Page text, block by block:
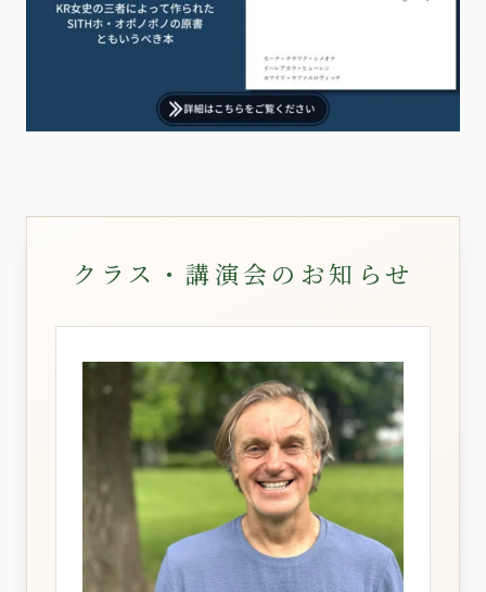
クラス・講演会のお知らせ